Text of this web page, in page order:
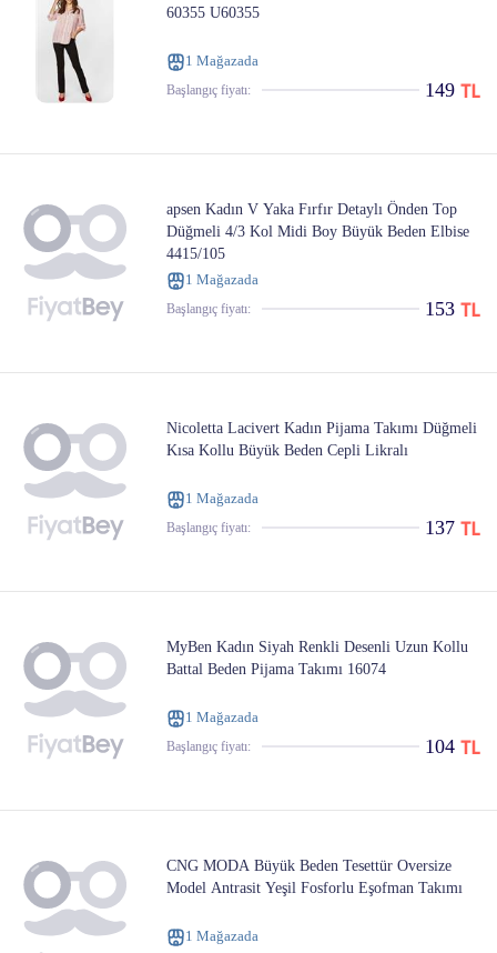
60355 U60355
1 Mağazada
Başlangıç ​​fiyatı: 149
apsen Kadın V Yaka Fırfır Detaylı Önden Top
Düğmeli 4/3 Kol Midi Boy Büyük Beden Elbise
4415/105
1 Mağazada
Başlangıç ​​fiyatı: 153
Nicoletta Lacivert Kadın Pijama Takımı Düğmeli
Kısa Kollu Büyük Beden Cepli Likralı
1 Mağazada
Başlangıç ​​fiyatı: 137
MyBen Kadın Siyah Renkli Desenli Uzun Kollu
Battal Beden Pijama Takımı 16074
1 Mağazada
Başlangıç ​​fiyatı: 104
CNG MODA Büyük Beden Tesettür Oversize
Model Antrasit Yeşil Fosforlu Eşofman Takımı
1 Mağazada